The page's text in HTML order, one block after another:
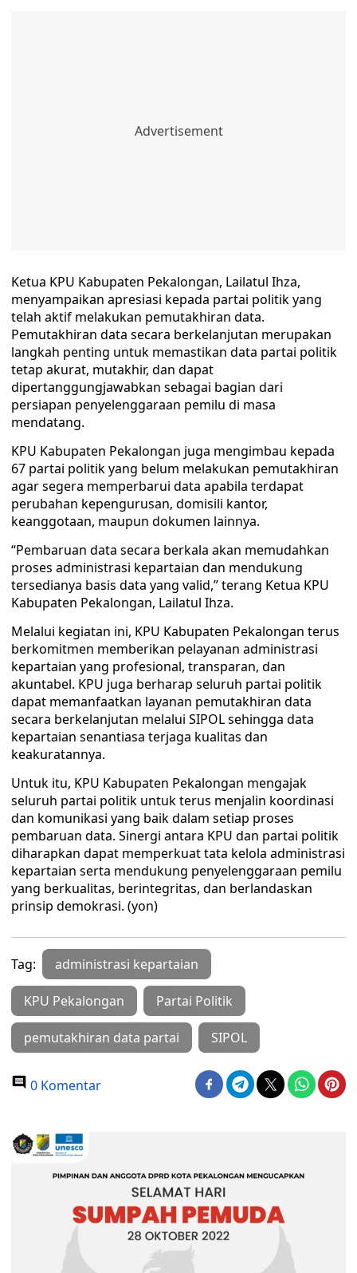
Ketua KPU Kabupaten Pekalongan, Lailatul Ihza,
menyampaikan apresiasi kepada partai politik yang
telah aktif melakukan pemutakhiran data.
Pemutakhiran data secara berkelanjutan merupakan
langkah penting untuk memastikan data partai politik
tetap akurat, mutakhir, dan dapat
dipertanggungjawabkan sebagai bagian dari
persiapan penyelenggaraan pemilu di masa
mendatang.
KPU Kabupaten Pekalongan juga mengimbau kepada
67 partai politik yang belum melakukan pemutakhiran
agar segera memperbarui data apabila terdapat
perubahan kepengurusan, domisili kantor,
keanggotaan, maupun dokumen lainnya.
“Pembaruan data secara berkala akan memudahkan
proses administrasi kepartaian dan mendukung
tersedianya basis data yang valid,” terang Ketua KPU
Kabupaten Pekalongan, Lailatul Ihza.
Melalui kegiatan ini, KPU Kabupaten Pekalongan terus
berkomitmen memberikan pelayanan administrasi
kepartaian yang profesional, transparan, dan
akuntabel. KPU juga berharap seluruh partai politik
dapat memanfaatkan layanan pemutakhiran data
secara berkelanjutan melalui SIPOL sehingga data
kepartaian senantiasa terjaga kualitas dan
keakuratannya.
Untuk itu, KPU Kabupaten Pekalongan mengajak
seluruh partai politik untuk terus menjalin koordinasi
dan komunikasi yang baik dalam setiap proses
pembaruan data. Sinergi antara KPU dan partai politik
diharapkan dapat memperkuat tata kelola administrasi
kepartaian serta mendukung penyelenggaraan pemilu
yang berkualitas, berintegritas, dan berlandaskan
prinsip demokrasi. (yon)
Tag: administrasi kepartaian
KPU Pekalongan Partai Politik
pemutakhiran data partai SIPOL
0 Komentar